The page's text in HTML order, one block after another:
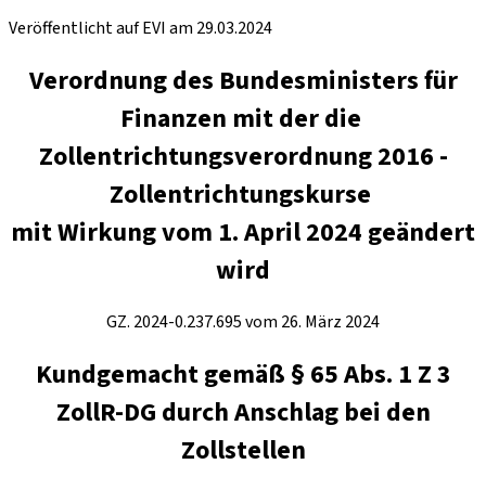
Veröffentlicht auf EVI am 29.03.2024
Verordnung des Bundesministers für
Finanzen mit der die
Zollentrichtungsverordnung 2016 -
Zollentrichtungskurse
mit Wirkung vom 1. April 2024 geändert
wird
GZ. 2024-0.237.695 vom 26. März 2024
Kundgemacht gemäß § 65 Abs. 1 Z 3
ZollR-DG durch Anschlag bei den
Zollstellen